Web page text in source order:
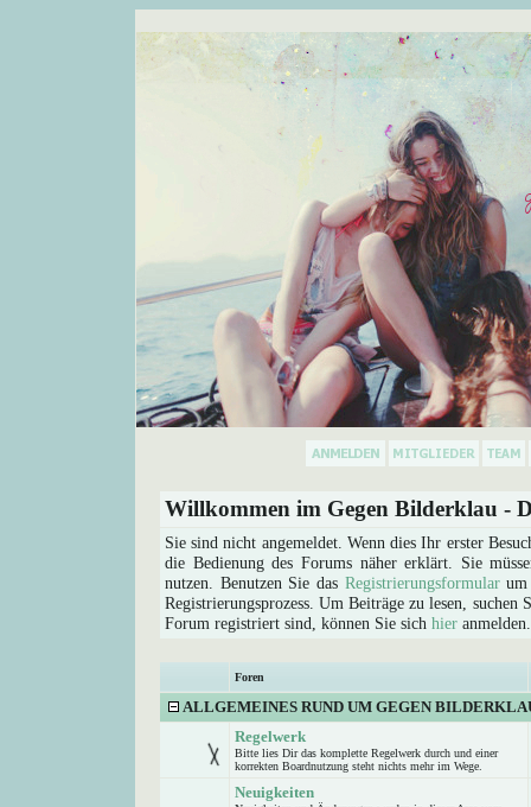
Willkommen im Gegen Bilderklau -
Sie sind nicht angemeldet. Wenn dies Ihr erster
die Bedienung des Forums näher erklärt. Sie
nutzen. Benutzen Sie das Registrierungsformularum
Registrierungsprozess. Um Beiträge zu lesen,
Forum registriert sind, können Sie sich hier anmelden.
Foren
ALLGEMEINES RUND UM GEGEN
Regelwerk
Bitte lies Dir das komplette Regelwerk durch und einer
korrekten Boardnutzung steht nichts mehr im Wege.
Neuigkeiten